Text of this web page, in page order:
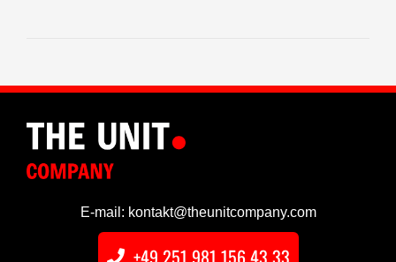
E-mail: kontakt@theunitcompany.com